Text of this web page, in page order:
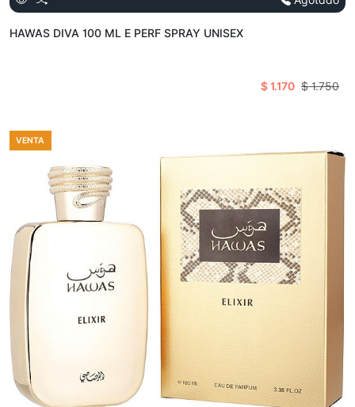
HAWAS DIVA 100 ML E PERF SPRAY UNISEX
$ 1.170 $ 1.750
VENTA